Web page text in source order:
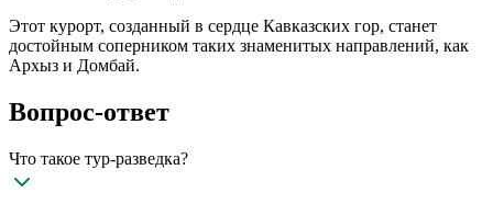
Этот курорт, созданный в сердце Кавказских гор, станет
достойным соперником таких знаменитых направлений, как
Архыз и Домбай.
Вопрос-ответ
Что такое тур-разведка?